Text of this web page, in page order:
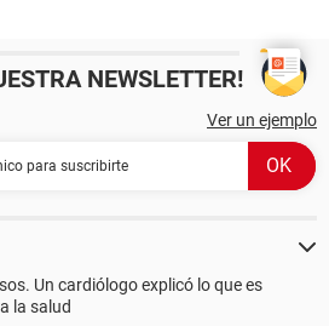
NEWSLETTER!
Ver un ejemplo
Un cardiólogo explicó lo que es
la salud